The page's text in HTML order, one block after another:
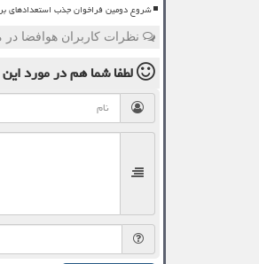
شروع دومین فراخوان جذب
نظرات کاربران هوافضا
لطفا شما همدر مورد